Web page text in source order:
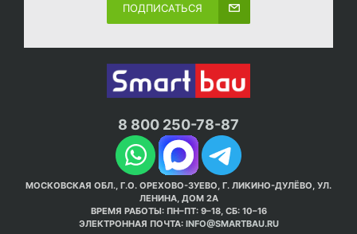
ПОДПИСАТЬСЯ
8 800 250-78-87
МОСКОВСКАЯ ОБЛ., Г.О. ОРЕХОВО-ЗУЕВО, Г. ЛИКИНО-ДУЛЁВО, УЛ.
ЛЕНИНА, ДОМ 2А
ВРЕМЯ РАБОТЫ: ПН–ПТ: 9–18, СБ: 10–16
ЭЛЕКТРОННАЯ ПОЧТА: INFO@SMARTBAU.RU